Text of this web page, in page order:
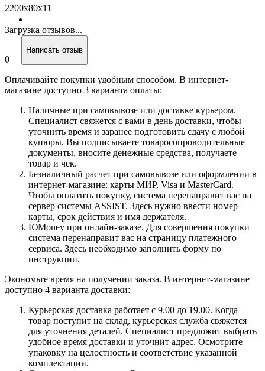
2200х80х11
Загрузка отзывов...
0
Написать отзыв
Оплачивайте покупки удобным способом. В интернет-
магазине доступно 3 варианта оплаты:
Наличные при самовывозе или доставке курьером.
Специалист свяжется с вами в день доставки, чтобы
уточнить время и заранее подготовить сдачу с любой
купюры. Вы подписываете товаросопроводительные
документы, вносите денежные средства, получаете
товар и чек.
Безналичный расчет при самовывозе или оформлении в
интернет-магазине: карты МИР, Visa и MasterCard.
Чтобы оплатить покупку, система перенаправит вас на
сервер системы ASSIST. Здесь нужно ввести номер
карты, срок действия и имя держателя.
ЮMoney при онлайн-заказе. Для совершения покупки
система перенаправит вас на страницу платежного
сервиса. Здесь необходимо заполнить форму по
инструкции.
Экономьте время на получении заказа. В интернет-магазине
доступно 4 варианта доставки:
Курьерская доставка работает с 9.00 до 19.00. Когда
товар поступит на склад, курьерская служба свяжется
для уточнения деталей. Специалист предложит выбрать
удобное время доставки и уточнит адрес. Осмотрите
упаковку на целостность и соответствие указанной
комплектации.